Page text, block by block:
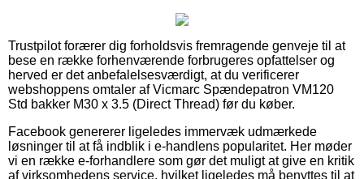
Trustpilot forærer dig forholdsvis fremragende genveje til at
bese en række forhenværende forbrugeres opfattelser og
herved er det anbefalelsesværdigt, at du verificerer
webshoppens omtaler af Vicmarc Spændepatron VM120
Std bakker M30 x 3.5 (Direct Thread) før du køber.
Facebook genererer ligeledes immervæk udmærkede
løsninger til at få indblik i e-handlens popularitet. Her møder
vi en række e-forhandlere som gør det muligt at give en kritik
af virksomhedens service, hvilket ligeledes må benyttes til at